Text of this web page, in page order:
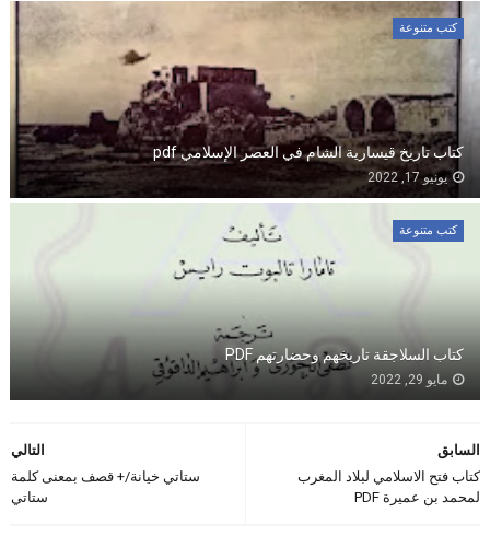
كتب متنوعة
كتاب تاريخ قيسارية الشام في العصر الإسلامي pdf
يونيو 17, 2022
كتب متنوعة
كتاب السلاجقة تاريخهم وحضارتهم PDF
مايو 29, 2022
التالي
ستاتي خيانة/+ قصف بمعنى كلمة
ستاتي
السابق
كتاب فتح الاسلامي لبلاد المغرب
لمحمد بن عميرة PDF